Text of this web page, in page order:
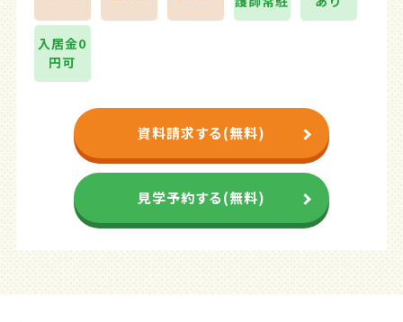
入居金0
円可
資料請求する(無料)
見学予約する(無料)